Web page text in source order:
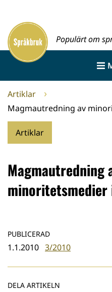
innehållet
Framsida
Populärt om
Artiklar
Magmautredning av
Artiklar
Magmautredning
minoritetsmedier
PUBLICERAD
1.1.2010 3/2010
DELA ARTIKELN